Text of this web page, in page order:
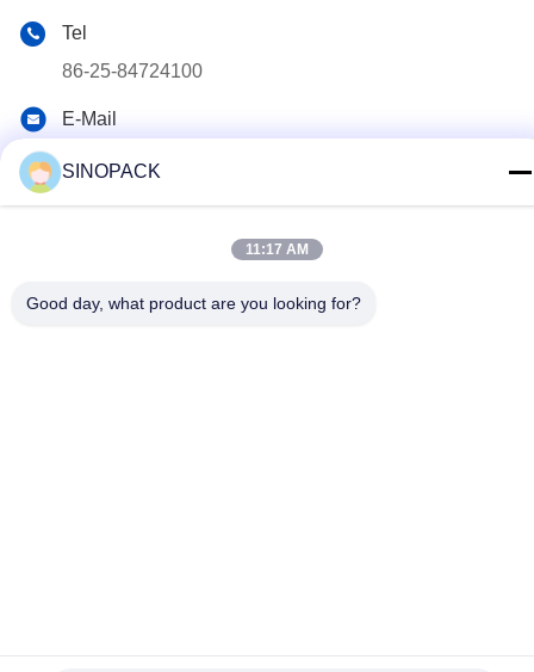
Tel
86-25-84724100
E-Mail
Adresse
RM.1607 Zhenghong Mansion, No. 38 Hongwu RD, Nanjing
SINOPACK
11:17 AM
Good day, what product are you looking for?